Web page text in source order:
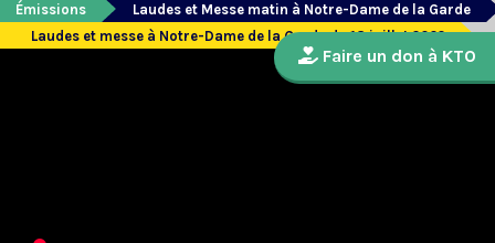
Émissions
Laudes et Messe matin à Notre-Dame de la Garde
Laudes et messe à Notre-Dame de la Garde du 18 juillet 2022
Faire un don à KTO